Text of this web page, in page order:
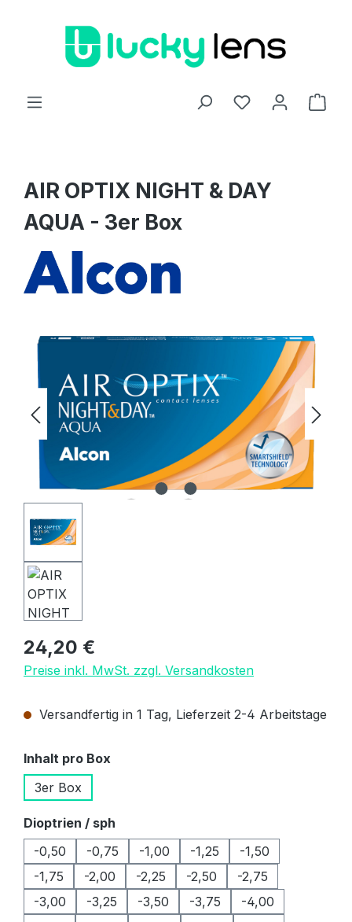
AIR OPTIX NIGHT & DAY
AQUA - 3er Box
Bildergalerie überspringen
Regulärer Preis:
24,20 €
Preise inkl. MwSt. zzgl. Versandkosten
Versandfertig in 1 Tag, Lieferzeit 2-4 Arbeitstage
Inhalt pro Box
3er Box
Dioptrien / sph
-0,50
-0,75 -1,00 -1,25
-1,50
-1,75
-2,00 -2,25 -2,50
-2,75
-3,00
-3,25 -3,50 -3,75
-4,00